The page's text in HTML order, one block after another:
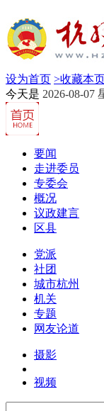
设为首页 >收藏本
今天是 2026-08-07
要闻
走进委员
专委会
概况
议政建言
区县
党派
社团
城市杭州
机关
专题
网友论道
摄影
视频